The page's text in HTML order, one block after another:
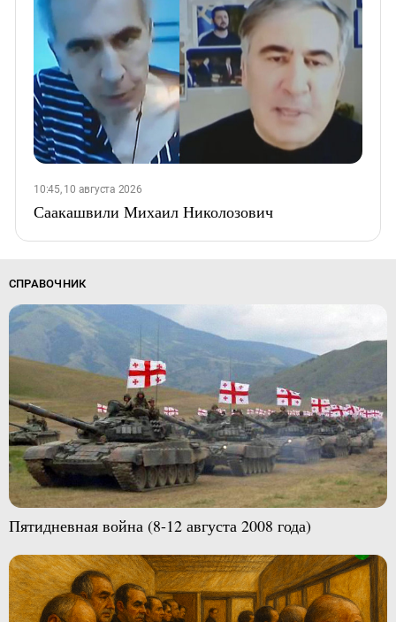
10:45, 10 августа 2026
Саакашвили Михаил Николозович
СПРАВОЧНИК
Пятидневная война (8-12 августа 2008 года)